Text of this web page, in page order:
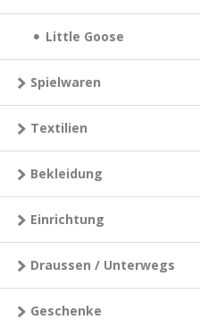
Little Goose
Spielwaren
Textilien
Bekleidung
Einrichtung
Draussen / Unterwegs
Geschenke